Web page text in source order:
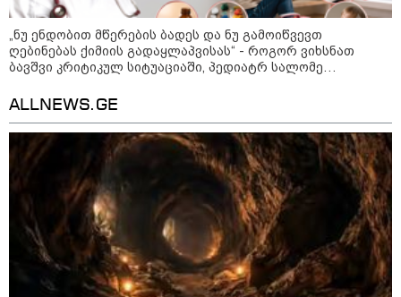
ირანის უსაფრთხოების
ჰორმუზის სრუტის გახსნამდე აშშ-
ს მოთხოვნებს უყენებს
ვიბლიანის საქმეზე საზოგადოება
უახლოეს დღეებში გაიგებს
სიახლეს, დაიდება პირველი
მნიშვნელოვანი შედეგი და
ოფიციალურად ცნობენ
დაზარალებულად
ყვარელში თვითნებურად
მოწყობილ ავტორბოლაზე
არასრუწლოვნის დაღუპვის
საქმეზე 2 პირს ბრალი წარედგინა
„ნუ ენდობით მწერების ბადეს და ნუ გამოიწვევთ
ღებინებას ქიმიის გადაყლაპვისას“ - როგორ ვიხსნათ
ბავშვი კრიტიკულ სიტუაციაში, პედიატრ სალომე
ALLNEWS.GE